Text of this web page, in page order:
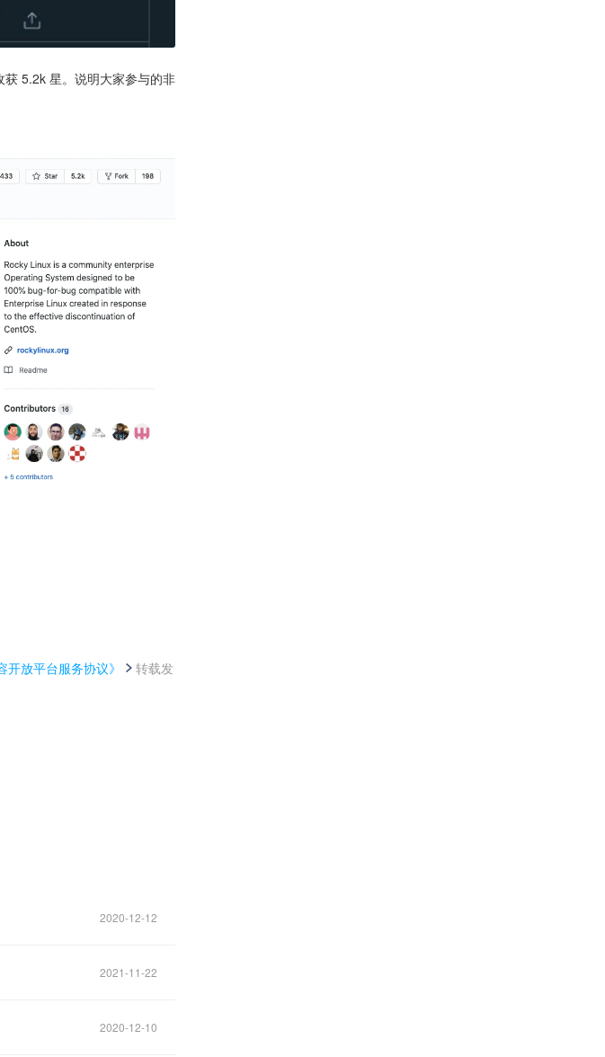
5.2k 星。说明大家参与的非
开放平台服务协议》
转载发
2020-12-12
2021-11-22
2020-12-10